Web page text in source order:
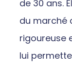
de 30 ans.
du marché
rigoureuse
lui